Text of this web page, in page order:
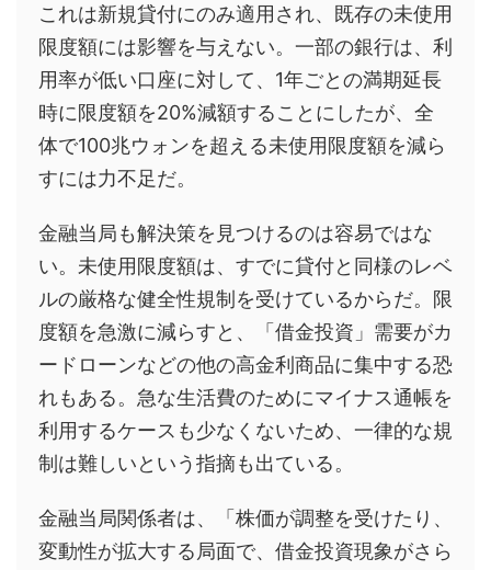
これは新規貸付にのみ適用され、既存の未使用
限度額には影響を与えない。一部の銀行は、利
用率が低い口座に対して、1年ごとの満期延長
時に限度額を20%減額することにしたが、全
体で100兆ウォンを超える未使用限度額を減ら
すには力不足だ。
金融当局も解決策を見つけるのは容易ではな
い。未使用限度額は、すでに貸付と同様のレベ
ルの厳格な健全性規制を受けているからだ。限
度額を急激に減らすと、「借金投資」需要がカ
ードローンなどの他の高金利商品に集中する恐
れもある。急な生活費のためにマイナス通帳を
利用するケースも少なくないため、一律的な規
制は難しいという指摘も出ている。
金融当局関係者は、「株価が調整を受けたり、
変動性が拡大する局面で、借金投資現象がさら